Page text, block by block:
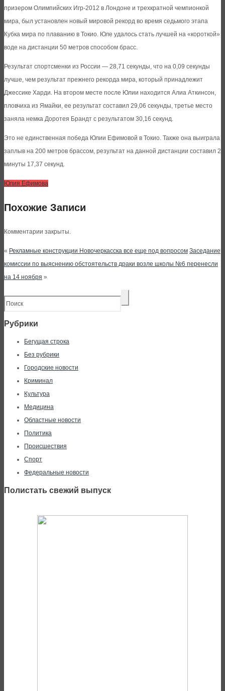
призером Олимпийских Игр-2012 в Лондоне и трехкратной чемпионкой
мира, был установлен новый мировой рекорд во время седьмого этапа
Кубка мира по плаванию в Токио. Юле удалось стать лучшей на «короткой»
воде на дистанции 50 метров способом брасс.
Результат спортсменки из России — 28,71 секунды, что на 0,09 секунды
лучше, чем результат прежнего рекорда мира, который принадлежит
Джессике Харди. На втором месте после Юлии находится Алиа Аткинсон,
пловчиха из Ямайки, ее результат составил 29,06 секунды, третье место
заняла немка Доротея Брандт с результатом 30,16 секунд.
Это не единственная победа Юлии Ефимовой в Токио. Также она выиграла
заплыв на 200 метров брассом, результат на данной дистанции составил 2
минуты 17,37 секунд.
Юлия Ефимова
Похожие Записи
Комментарии закрыты.
« Рекламные конструкции Новочеркасска все еще под вопросом Заседание
комиссии по выяснению обстоятельств драки возле школы №6 перенесли
на 14 ноября »
Рубрики
Бегущая строка
Без рубрики
Городские новости
Криминал
Культура
Медицина
Областные новости
Политика
Происшествия
Спорт
Федеральные новости
Полистать свежий выпуск